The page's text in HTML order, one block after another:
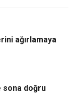
ağırlamaya
sona doğru